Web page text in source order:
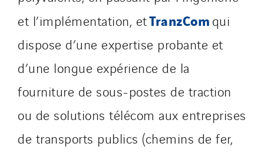
et l’implémentation, etTranzComqui
dispose d’une expertise probante et
d’une longue expérience de la
fourniture de sous-postes de traction
ou de solutions télécom aux entreprises
de transports publics (chemins de fer,